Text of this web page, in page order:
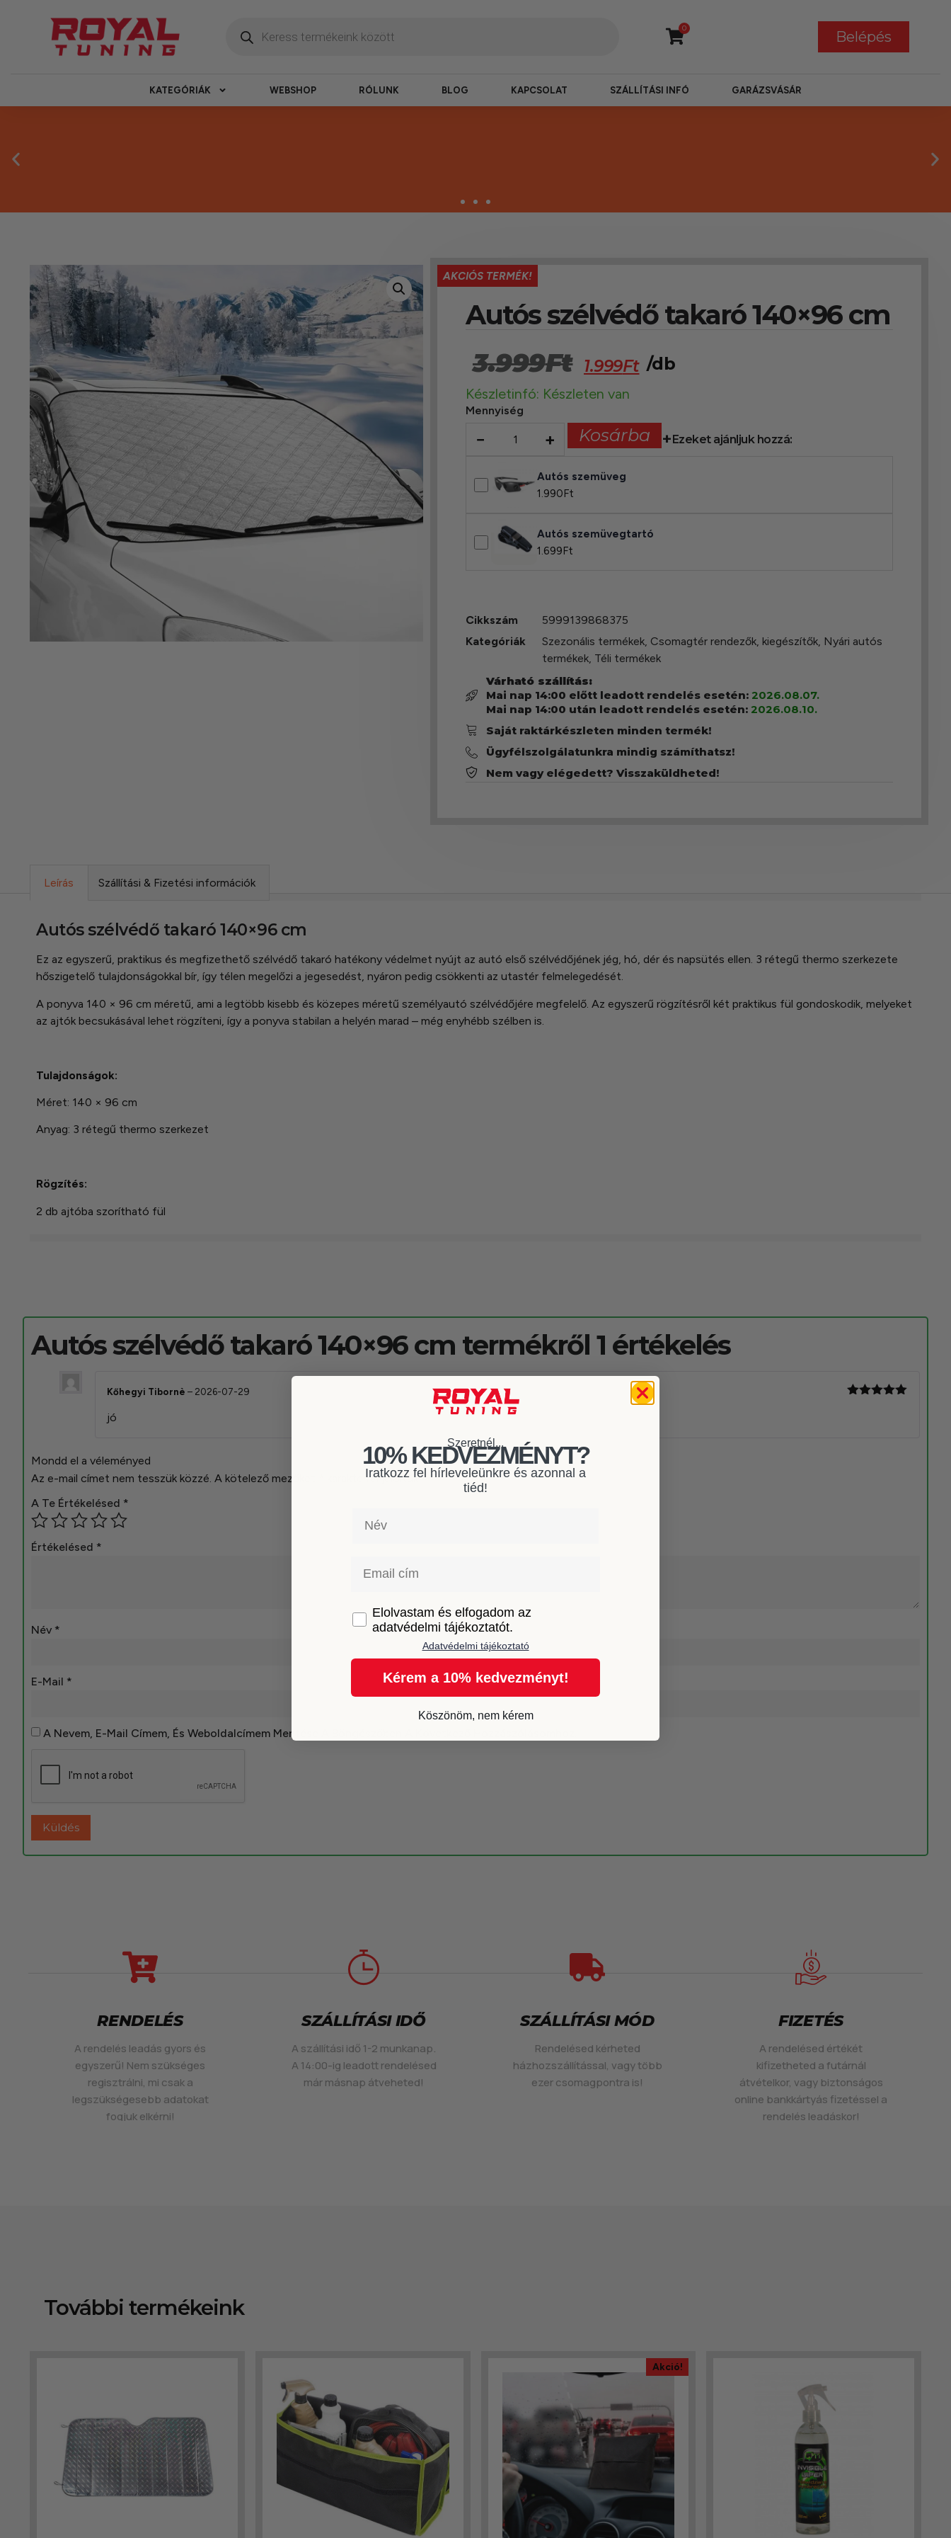
0
Belépés
KATEGÓRIÁK WEBSHOP RÓLUNK BLOG KAPCSOLAT SZÁLLÍTÁSI INFÓ GARÁZSVÁSÁR
Másnapi kézbesítés
Gyors rendelésfeldolgozással segítünk, hogy hamar kézhez kapd a csomagod.
AKCIÓS TERMÉK!
Autós szélvédő takaró 140×96 cm
3.999Ft 1.999Ft /db
Készletinfó: Készleten van
Mennyiség
− + Kosárba Ezeket ajánljuk hozzá:
Autós szemüveg
1.990Ft
Autós szemüvegtartó
1.699Ft
Cikkszám
5999139868375
Kategóriák
Szezonális termékek, Csomagtér rendezők, kiegészítők, Nyári autós
termékek, Téli termékek
Várható szállítás:
Mai nap 14:00 előtt leadott rendelés esetén: 2026.08.07.
Mai nap 14:00 után leadott rendelés esetén: 2026.08.10.
Saját raktárkészleten minden termék!
Ügyfélszolgálatunkra mindig számíthatsz!
Nem vagy elégedett? Visszaküldheted!
Leírás Szállítási & Fizetési információk
Autós szélvédő takaró 140×96 cm
Ez az egyszerű, praktikus és megfizethető szélvédő takaró hatékony védelmet nyújt az autó első szélvédőjének jég, hó, dér és napsütés ellen. 3 rétegű thermo szerkezete
hőszigetelő tulajdonságokkal bír, így télen megelőzi a jegesedést, nyáron pedig csökkenti az utastér felmelegedését.
A ponyva 140 × 96 cm méretű, ami a legtöbb kisebb és közepes méretű személyautó szélvédőjére megfelelő. Az egyszerű rögzítésről két praktikus fül gondoskodik, melyeket
az ajtók becsukásával lehet rögzíteni, így a ponyva stabilan a helyén marad – még enyhébb szélben is.
Tulajdonságok:
Méret: 140 × 96 cm
Anyag: 3 rétegű thermo szerkezet
Rögzítés:
2 db ajtóba szorítható fül
Autós szélvédő takaró 140×96 cm termékről 1 értékelés
Kőhegyi Tibornè – 2026-07-29
jó
Mondd el a véleményed
Az e-mail címet nem tesszük közzé. A kötelező mezőket
karakterrel jelöltük
A Te Értékelésed *
Értékelésed *
Név *
E-Mail *
A Nevem, E-Mail Címem, És Weboldalcímem Mentése A Böngészőben A Következő Hozzászólásomhoz.
RENDELÉS
A rendelés leadás gyors és
egyszerű! Nem szükséges
regisztrálni, mi csak a
legszükségesebb adatokat
fogjuk elkérni!
SZÁLLÍTÁSI IDŐ
A szállítási idő 1-2 munkanap.
A 14:00-ig leadott rendelésed
már másnap átveheted!
SZÁLLÍTÁSI MÓD
Rendelésed kérheted
házhozszállítással, vagy több
ezer csomagpontra is!
FIZETÉS
A rendelésed értékét
kifizetheted a futárnál
átvételkor, vagy biztonságos
online bankkártyás fizetéssel a
rendelés leadáskor!
További termékeink
Akció!
Szeretnél...
10% KEDVEZMÉNYT?
Iratkozz fel hírleveleünkre és azonnal a
tiéd!
GDPRElolvastam és elfogadom az
adatvédelmi tájékoztatót.
Adatvédelmi tájékoztató
Kérem a 10% kedvezményt!
Köszönöm, nem kérem